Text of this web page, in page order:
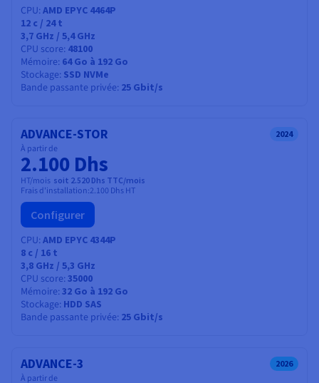
CPU AMD EPYC 4464P
12 c / 24t
3,7 GHz / 5,4 GHz
CPU score 48100
Mémoire 64 Go à 192 Go
Stockage SSD NVMe
Bande passante privée 25 Gbit/s
ADVANCE-STOR 2024
À partir de
2.100 Dhs
HT/mois soit 2.520 Dhs TTC/mois
Frais d'installation:2.100 DhsHT
Configurer
CPU AMD EPYC 4344P
8 c / 16 t
3,8 GHz / 5,3 GHz
CPU score 35000
Mémoire 32 Go à 192 Go
Stockage HDD SAS
Bande passante privée 25 Gbit/s
ADVANCE-3 2026
À partir de